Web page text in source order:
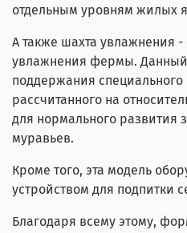
отдельным уровням жилых
А также шахта увлажнения
увлажнения фермы. Данный
поддержания
рассчитанного на
для нормального развития
муравьев.
Кроме того, эта модель
устройством для подпитки
Благодаря всему этому,